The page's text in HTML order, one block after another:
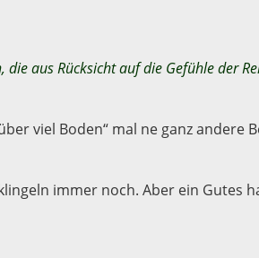
die aus Rücksicht auf die Gefühle der
viel Boden“ mal ne ganz andere
immer noch. Aber ein Gutes